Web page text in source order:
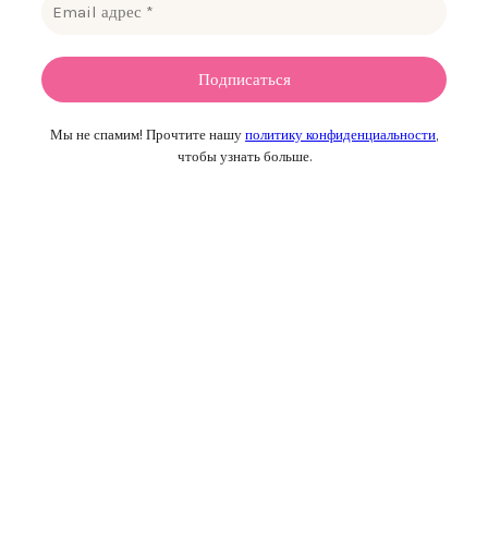
Мы не спамим! Прочтите нашу политику конфиденциальности
чтобы узнать больше.